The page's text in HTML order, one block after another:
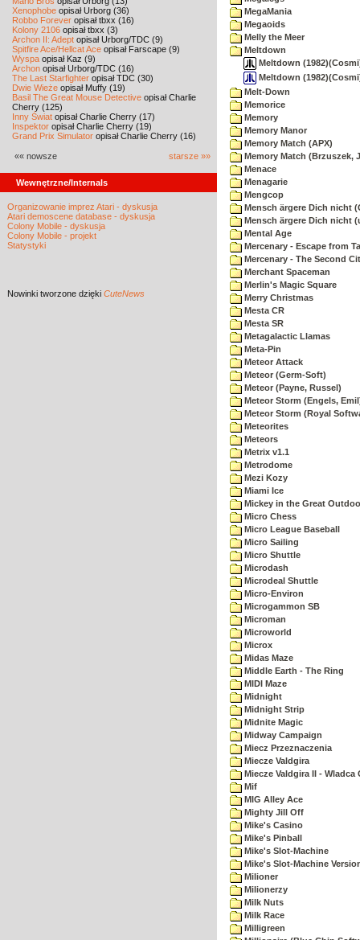
Xenophobe opisał Urborg (36)
Robbo Forever opisał tbxx (16)
Kolony 2106 opisał tbxx (3)
Archon II: Adept opisał Urborg/TDC (9)
Spitfire Ace/Hellcat Ace opisał Farscape (9)
Wyspa opisał Kaz (9)
Archon opisał Urborg/TDC (16)
The Last Starfighter opisał TDC (30)
Dwie Wieże opisał Muffy (19)
Basil The Great Mouse Detective opisał Charlie
Cherry (125)
Inny Świat opisał Charlie Cherry (17)
Inspektor opisał Charlie Cherry (19)
Grand Prix Simulator opisał Charlie Cherry (16)
«« nowsze starsze »»
Wewnętrzne/Internals
Organizowanie imprez Atari - dyskusja
Atari demoscene database - dyskusja
Colony Mobile - dyskusja
Colony Mobile - projekt
Statystyki
Nowinki tworzone dzięki CuteNews
MegaMania
Megaoids
Melly the Meer
Meltdown
Meltdown
Meltdown
Melt-Down
Memorice
Memory
Memory Manor
Memory Match (APX)
Memory Match (Brzuszek,
Menace
Menagarie
Mengcop
Mensch ärgere Dich nicht
Mensch ärgere Dich nicht
Mental Age
Mercenary - Escape from
Mercenary - The Second
Merchant Spaceman
Merlin's Magic Square
Merry Christmas
Mesta CR
Mesta SR
Metagalactic Llamas
Meta-Pin
Meteor Attack
Meteor (Germ-Soft)
Meteor (Payne, Russel)
Meteor Storm (Engels,
Meteor Storm (Royal
Meteorites
Meteors
Metrix v1.1
Metrodome
Mezi Kozy
Miami Ice
Mickey in the Great
Micro Chess
Micro League Baseball
Micro Sailing
Micro Shuttle
Microdash
Microdeal Shuttle
Micro-Environ
Microgammon SB
Microman
Microworld
Microx
Midas Maze
Middle Earth - The Ring
MIDI Maze
Midnight
Midnight Strip
Midnite Magic
Midway Campaign
Miecz Przeznaczenia
Miecze Valdgira
Miecze Valdgira II - Wladca
Mif
MIG Alley Ace
Mighty Jill Off
Mike's Casino
Mike's Pinball
Mike's Slot-Machine
Mike's Slot-Machine
Milioner
Milionerzy
Milk Nuts
Milk Race
Milligreen